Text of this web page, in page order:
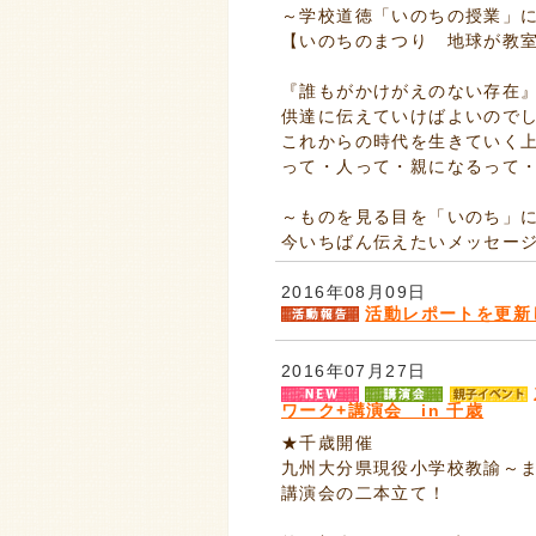
～学校道徳「いのちの授業」
【いのちのまつり 地球が教
『誰もがかけがえのない存在
供達に伝えていけばよいので
これからの時代を生きていく
って・人って・親になるって
～ものを見る目を「いのち」
今いちばん伝えたいメッセー
2016年08月09日
活動レポートを更
2016年07月27日
ワーク+講演会 in 千歳
★千歳開催
九州大分県現役小学校教諭～
講演会の二本立て！